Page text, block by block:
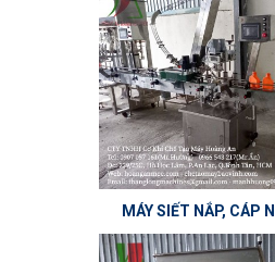
MÁY SIẾT NẮP, CÁP